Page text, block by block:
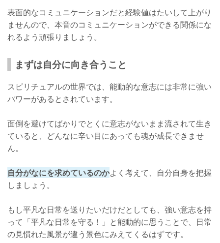
表面的なコミュニケーションだと経験値はたいして上がり
ませんので、本音のコミュニケーションができる関係にな
れるよう頑張りましょう。
まずは自分に向き合うこと
スピリチュアルの世界では、能動的な意志には非常に強い
パワーがあるとされています。
面倒を避けてばかりでとくに意志がないまま流されて生き
ていると、どんなに辛い目にあっても魂が成長できませ
ん。
自分がなにを求めているのかよく考えて、自分自身を把握
しましょう。
もし平凡な日常を送りたいだけだとしても、強い意志を持
って「平凡な日常を守る！」と能動的に思うことで、日常
の見慣れた風景が違う景色にみえてくるはずです。